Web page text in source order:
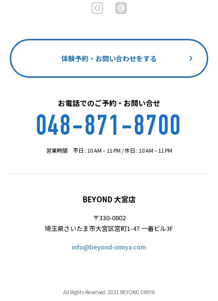
体験予約・お問い合わせをする
お電話でのご予約・お問い合せ
048-871-8700
営業時間 平日 : 10 AM – 11 PM / 休日 : 10 AM – 11 PM
BEYOND 大宮店
〒330-0802
埼玉県さいたま市大宮区宮町1-47 一番ビル3F
info@beyond-omiya.com
All Rights Reserved. 2021 BEYOND OMIYA